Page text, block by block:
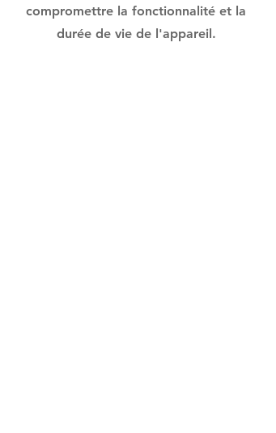
compromettre la fonctionnalité et la
durée de vie de l'appareil.